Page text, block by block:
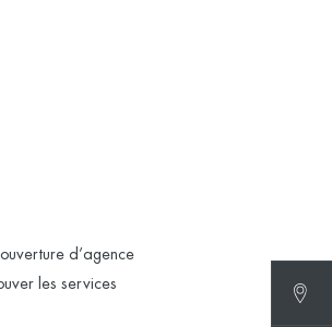
d’agence
les services